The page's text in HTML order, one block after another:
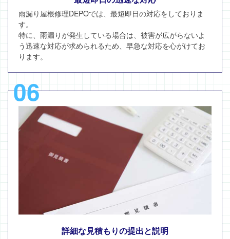
雨漏り屋根修理DEPOでは、最短即日の対応をしておりま
す。
特に、雨漏りが発生している場合は、被害が広がらないよ
う迅速な対応が求められるため、早急な対応を心がけてお
ります。
06
詳細な見積もりの提出と説明